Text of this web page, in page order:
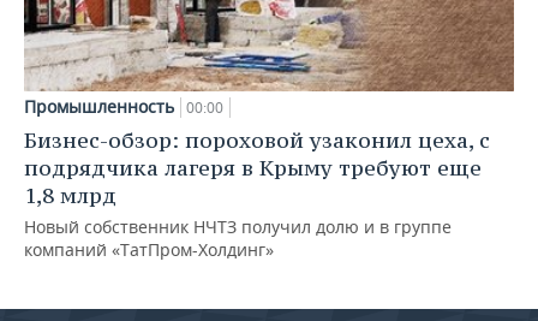
Промышленность 00:00
Бизнес-обзор: пороховой узаконил цеха, с
подрядчика лагеря в Крыму требуют еще
1,8 млрд
Новый собственник НЧТЗ получил долю и в группе
компаний «ТатПром-Холдинг»